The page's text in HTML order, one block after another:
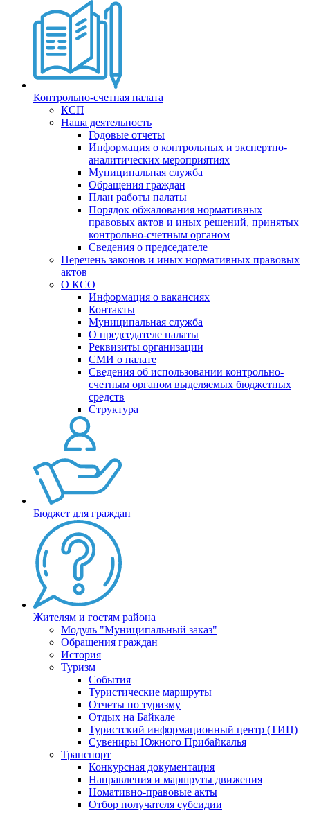
Контрольно-счетная палата
КСП
Наша деятельность
Годовые отчеты
Информация о контрольных и экспертно-
аналитических мероприятиях
Муниципальная служба
Обращения граждан
План работы палаты
Порядок обжалования нормативных
правовых актов и иных решений, принятых
контрольно-счетным органом
Сведения о председателе
Перечень законов и иных нормативных правовых
актов
О КСО
Информация о вакансиях
Контакты
Муниципальная служба
О председателе палаты
Реквизиты организации
СМИ о палате
Сведения об использовании контрольно-
счетным органом выделяемых бюджетных
средств
Структура
Бюджет для граждан
Жителям и гостям района
Модуль "Муниципальный заказ"
Обращения граждан
История
Туризм
События
Туристические маршруты
Отчеты по туризму
Отдых на Байкале
Туристский информационный центр (ТИЦ)
Сувениры Южного Прибайкалья
Транспорт
Конкурсная документация
Направления и маршруты движения
Номативно-правовые акты
Отбор получателя субсидии